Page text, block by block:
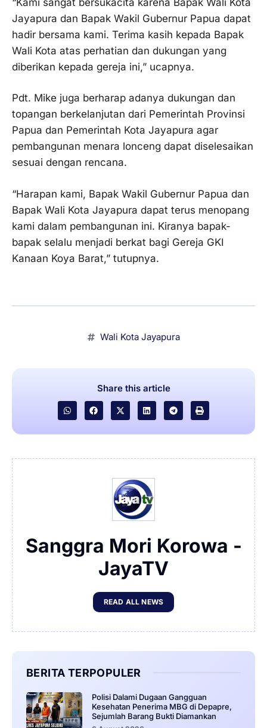
Jayapura dan Bapak Wakil Gubernur Papua dapat
hadir bersama kami. Terima kasih kepada Bapak
Wali Kota atas perhatian dan dukungan yang
diberikan kepada gereja ini,” ucapnya.
Pdt. Mike juga berharap adanya dukungan dan
topangan berkelanjutan dari Pemerintah Provinsi
Papua dan Pemerintah Kota Jayapura agar
pembangunan menara lonceng dapat diselesaikan
sesuai dengan rencana.
“Harapan kami, Bapak Wakil Gubernur Papua dan
Bapak Wali Kota Jayapura dapat terus menopang
kami dalam pembangunan ini. Kiranya bapak-
bapak selalu menjadi berkat bagi Gereja GKI
Kanaan Koya Barat,” tutupnya.
Wali Kota Jayapura
Share this article
Sanggra Mori Korowa -
JayaTV
READ ALL NEWS
BERITA TERPOPULER
‎Polisi Dalami Dugaan Gangguan
Kesehatan Penerima MBG di Depapre,
Sejumlah Barang Bukti Diamankan